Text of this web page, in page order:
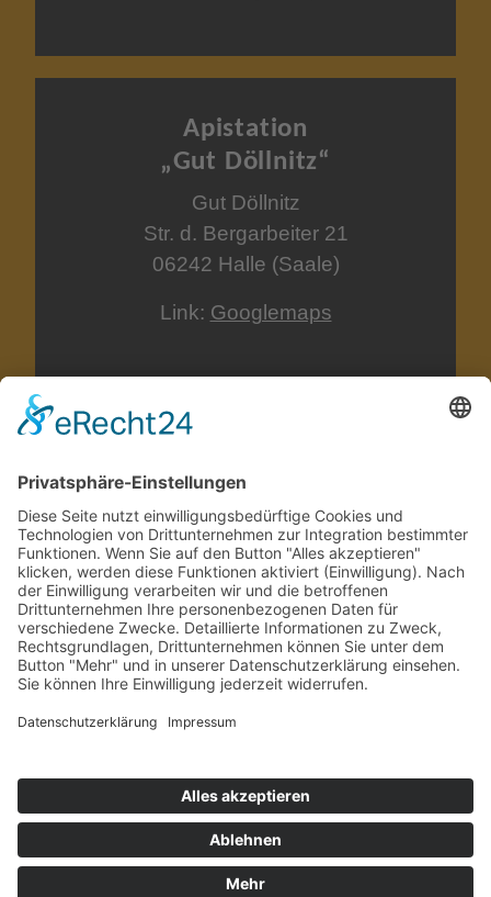
Apistation
„Gut Döllnitz“
Gut Döllnitz
Str. d. Bergarbeiter 21
06242 Halle (Saale)
Link: Googlemaps
Vereinbarung
oder per E-Mail vergeben.
0170 21 69 006
info@pfistergrune.de
Wir freuen uns von Ihnen zu hören.
Datenschutzerklärung
Impressum
Cookie-Einstellungen